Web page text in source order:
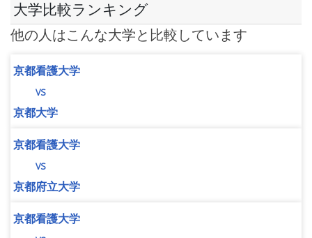
大学比較ランキング
他の人はこんな大学と比較しています
京都看護大学
vs
京都大学
京都看護大学
vs
京都府立大学
京都看護大学